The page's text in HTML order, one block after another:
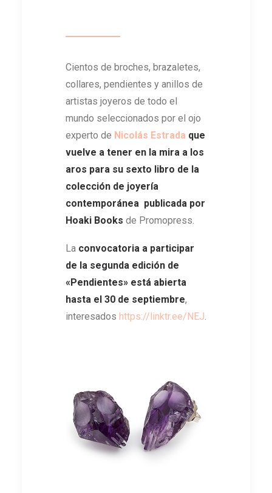
Cientos de broches, brazaletes,
collares, pendientes y anillos de
artistas joyeros de todo el
mundo seleccionados por el ojo
experto de Nicolás Estrada que
vuelve a tener en la mira a los
aros para su sexto libro de la
colección de joyería
contemporánea publicada por
Hoaki Books de Promopress.
La convocatoria a participar
de la segunda edición de
«Pendientes» está abierta
hasta el 30 de septiembre,
interesados https://linktr.ee/NEJ.